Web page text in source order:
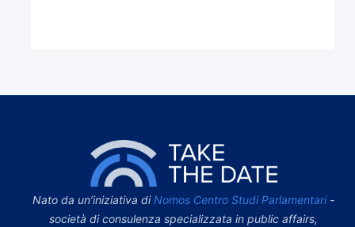
Nato da un’iniziativa di Nomos Centro Studi Parlamentari-
società di consulenza specializzata in public affairs,